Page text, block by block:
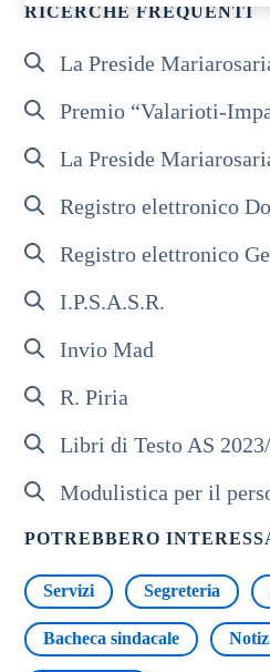
RICERCHE FREQUENTI
La Preside
Premio “Valarioti-
La Preside
Registro elettronico
Registro elettronico
I.P.S.A.S.R.
Invio Mad
R. Piria
Libri di Testo AS
Modulistica per il
POTREBBERO
Servizi Segreteria
Bacheca sindacale